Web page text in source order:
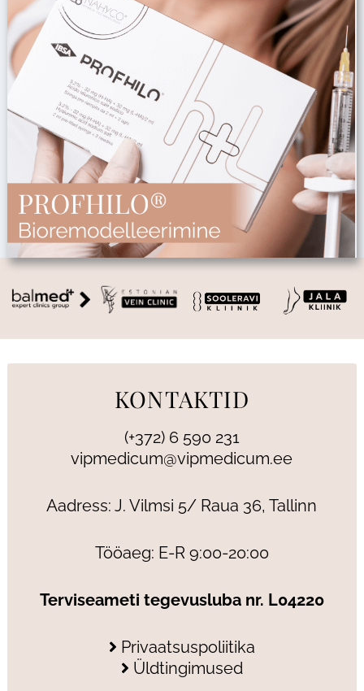
KONTAKTID
(+372) 6 590 231
vipmedicum@vipmedicum.ee
Aadress: J. Vilmsi 5/ Raua 36, Tallinn
Tööaeg: E-R 9:00-20:00
Terviseameti tegevusluba nr. L04220
Privaatsuspoliitika
Üldtingimused